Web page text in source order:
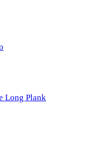
Long Plank